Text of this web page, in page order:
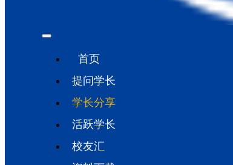
首页
提问学长
学长分享
活跃学长
校友汇